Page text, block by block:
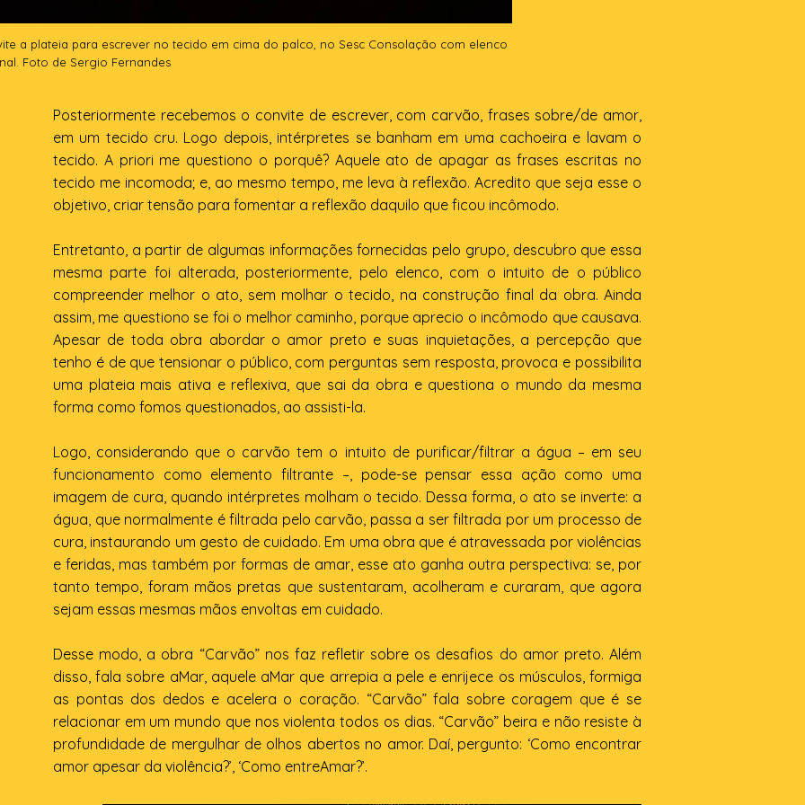
a plateia para escrever no tecido em cima do palco, no Sesc Consolação com elenco
Foto de Sergio Fernandes
Posteriormente recebemos o convite de escrever, com carvão, frases sobre/de amor,
em um tecido cru. Logo depois, intérpretes se banham em uma cachoeira e lavam o
tecido. A priori me questiono o porquê? Aquele ato de apagar as frases escritas no
tecido me incomoda; e, ao mesmo tempo, me leva à reflexão. Acredito que seja esse o
objetivo, criar tensão para fomentar a reflexão daquilo que ficou incômodo.
Entretanto, a partir de algumas informações fornecidas pelo grupo, descubro que essa
mesma parte foi alterada, posteriormente, pelo elenco, com o intuito de o público
compreender melhor o ato, sem molhar o tecido, na construção final da obra. Ainda
assim, me questiono se foi o melhor caminho, porque aprecio o incômodo que causava.
Apesar de toda obra abordar o amor preto e suas inquietações, a percepção que
tenho é de que tensionar o público, com perguntas sem resposta, provoca e possibilita
uma plateia mais ativa e reflexiva, que sai da obra e questiona o mundo da mesma
forma como fomos questionados, ao assisti-la.
Logo, considerando que o carvão tem o intuito de purificar/filtrar a água – em seu
funcionamento como elemento filtrante –, pode-se pensar essa ação como uma
imagem de cura, quando intérpretes molham o tecido. Dessa forma, o ato se inverte: a
água, que normalmente é filtrada pelo carvão, passa a ser filtrada por um processo de
cura, instaurando um gesto de cuidado. Em uma obra que é atravessada por violências
e feridas, mas também por formas de amar, esse ato ganha outra perspectiva: se, por
tanto tempo, foram mãos pretas que sustentaram, acolheram e curaram, que agora
sejam essas mesmas mãos envoltas em cuidado.
Desse modo, a obra “Carvão” nos faz refletir sobre os desafios do amor preto. Além
disso, fala sobre aMar, aquele aMar que arrepia a pele e enrijece os músculos, formiga
as pontas dos dedos e acelera o coração. “Carvão” fala sobre coragem que é se
relacionar em um mundo que nos violenta todos os dias. “Carvão” beira e não resiste à
profundidade de mergulhar de olhos abertos no amor. Daí, pergunto: ‘Como encontrar
amor apesar da violência?’, ‘Como entreAmar?’.